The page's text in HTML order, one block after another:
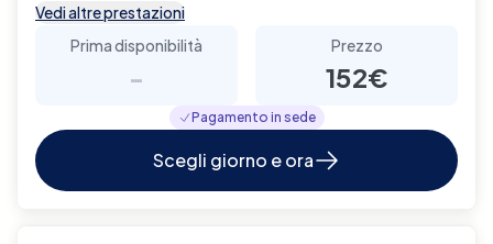
Vedi altre prestazioni
Prima disponibilità
-
Prezzo
152€
Pagamento in sede
Scegli giorno e ora